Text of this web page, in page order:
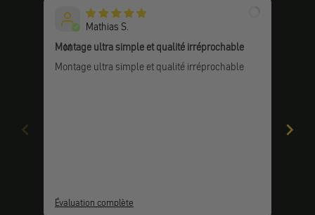
M
Mathias S.
Montage ultra simple et qualité irréprochable
Montage ultra simple et qualité irréprochable
Évaluation complète